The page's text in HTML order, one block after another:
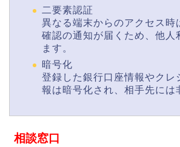
二要素認証
異なる端末からのアクセス時
確認の通知が届くため、他人
ます。
暗号化
登録した銀行口座情報やクレ
報は暗号化され、相手先には
相談窓口